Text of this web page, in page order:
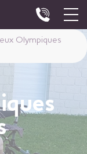
Olympiques